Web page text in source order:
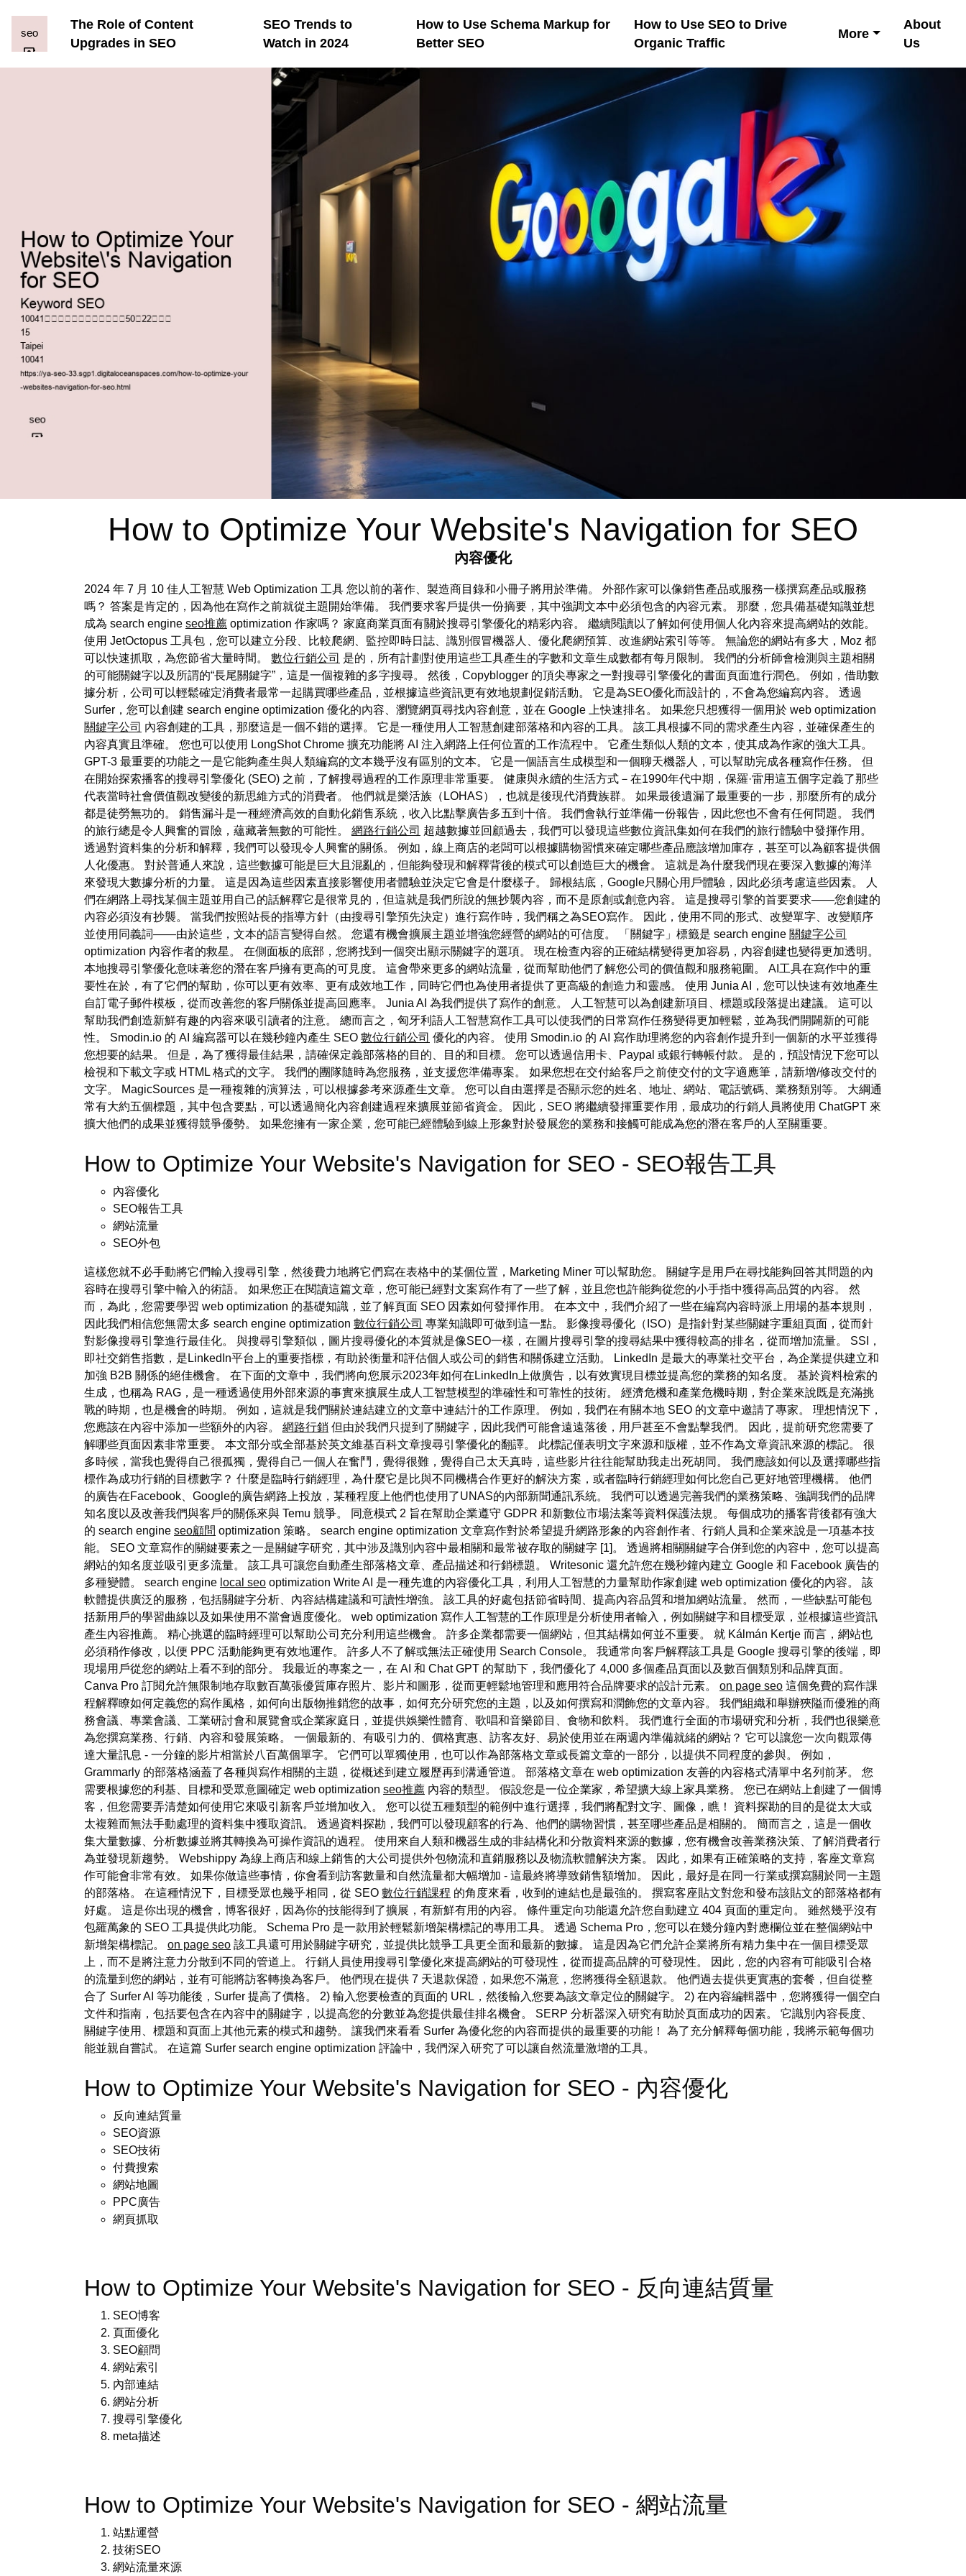
The Role of Content
Upgrades in SEO
SEO Trends to
Watch in 2024
How to Use Schema Markup for
Better SEO
How to Use SEO to Drive
Organic Traffic
More
About
Us
How to Optimize Your Website's Navigation for SEO
內容優化
2024 年 7 月 10 佳人工智慧 Web Optimization 工具 您以前的著作、製造商目錄和小冊子將用於準備。 外部作家可以像銷售產品或服務一樣撰寫產品或服務
嗎？ 答案是肯定的，因為他在寫作之前就從主題開始準備。 我們要求客戶提供一份摘要，其中強調文本中必須包含的內容元素。 那麼，您具備基礎知識並想
成為 search engine seo推薦 optimization 作家嗎？ 家庭商業頁面有關於搜尋引擎優化的精彩內容。 繼續閱讀以了解如何使用個人化內容來提高網站的效能。
使用 JetOctopus 工具包，您可以建立分段、比較爬網、監控即時日誌、識別假冒機器人、優化爬網預算、改進網站索引等等。 無論您的網站有多大，Moz 都
可以快速抓取，為您節省大量時間。 數位行銷公司 是的，所有計劃對使用這些工具產生的字數和文章生成數都有每月限制。 我們的分析師會檢測與主題相關
的可能關鍵字以及所謂的“長尾關鍵字”，這是一個複雜的多字搜尋。 然後，Copyblogger 的頂尖專家之一對搜尋引擎優化的書面頁面進行潤色。 例如，借助數
據分析，公司可以輕鬆確定消費者最常一起購買哪些產品，並根據這些資訊更有效地規劃促銷活動。 它是為SEO優化而設計的，不會為您編寫內容。 透過
Surfer，您可以創建 search engine optimization 優化的內容、瀏覽網頁尋找內容創意，並在 Google 上快速排名。 如果您只想獲得一個用於 web optimization
關鍵字公司 內容創建的工具，那麼這是一個不錯的選擇。 它是一種使用人工智慧創建部落格和內容的工具。 該工具根據不同的需求產生內容，並確保產生的
內容真實且準確。 您也可以使用 LongShot Chrome 擴充功能將 AI 注入網路上任何位置的工作流程中。 它產生類似人類的文本，使其成為作家的強大工具。
GPT-3 最重要的功能之一是它能夠產生與人類編寫的文本幾乎沒有區別的文本。 它是一個語言生成模型和一個聊天機器人，可以幫助完成各種寫作任務。 但
在開始探索播客的搜尋引擎優化 (SEO) 之前，了解搜尋過程的工作原理非常重要。 健康與永續的生活方式－在1990年代中期，保羅·雷用這五個字定義了那些
代表當時社會價值觀改變後的新思維方式的消費者。 他們就是樂活族（LOHAS），也就是後現代消費族群。 如果最後遺漏了最重要的一步，那麼所有的成分
都是徒勞無功的。 銷售漏斗是一種經濟高效的自動化銷售系統，收入比點擊廣告多五到十倍。 我們會執行並準備一份報告，因此您也不會有任何問題。 我們
的旅行總是令人興奮的冒險，蘊藏著無數的可能性。 網路行銷公司 超越數據並回顧過去，我們可以發現這些數位資訊集如何在我們的旅行體驗中發揮作用。
透過對資料集的分析和解釋，我們可以發現令人興奮的關係。 例如，線上商店的老闆可以根據購物習慣來確定哪些產品應該增加庫存，甚至可以為顧客提供個
人化優惠。 對於普通人來說，這些數據可能是巨大且混亂的，但能夠發現和解釋背後的模式可以創造巨大的機會。 這就是為什麼我們現在要深入數據的海洋
來發現大數據分析的力量。 這是因為這些因素直接影響使用者體驗並決定它會是什麼樣子。 歸根結底，Google只關心用戶體驗，因此必須考慮這些因素。 人
們在網路上尋找某個主題並用自己的話解釋它是很常見的，但這就是我們所說的無抄襲內容，而不是原創或創意內容。 這是搜尋引擎的首要要求——您創建的
內容必須沒有抄襲。 當我們按照站長的指導方針（由搜尋引擎預先決定）進行寫作時，我們稱之為SEO寫作。 因此，使用不同的形式、改變單字、改變順序
並使用同義詞——由於這些，文本的語言變得自然。 您還有機會擴展主題並增強您經營的網站的可信度。 「關鍵字」標籤是 search engine 關鍵字公司
optimization 內容作者的救星。 在側面板的底部，您將找到一個突出顯示關鍵字的選項。 現在檢查內容的正確結構變得更加容易，內容創建也變得更加透明。
本地搜尋引擎優化意味著您的潛在客戶擁有更高的可見度。 這會帶來更多的網站流量，從而幫助他們了解您公司的價值觀和服務範圍。 AI工具在寫作中的重
要性在於，有了它們的幫助，你可以更有效率、更有成效地工作，同時它們也為使用者提供了更高級的創造力和靈感。 使用 Junia AI，您可以快速有效地產生
自訂電子郵件模板，從而改善您的客戶關係並提高回應率。 Junia AI 為我們提供了寫作的創意。 人工智慧可以為創建新項目、標題或段落提出建議。 這可以
幫助我們創造新鮮有趣的內容來吸引讀者的注意。 總而言之，匈牙利語人工智慧寫作工具可以使我們的日常寫作任務變得更加輕鬆，並為我們開闢新的可能
性。 Smodin.io 的 AI 編寫器可以在幾秒鐘內產生 SEO 數位行銷公司 優化的內容。 使用 Smodin.io 的 AI 寫作助理將您的內容創作提升到一個新的水平並獲得
您想要的結果。 但是，為了獲得最佳結果，請確保定義部落格的目的、目的和目標。 您可以透過信用卡、Paypal 或銀行轉帳付款。 是的，預設情況下您可以
檢視和下載文字或 HTML 格式的文字。 我們的團隊隨時為您服務，並支援您準備專案。 如果您想在交付給客戶之前使交付的文字適應筆，請新增/修改交付的
文字。 MagicSources 是一種複雜的演算法，可以根據參考來源產生文章。 您可以自由選擇是否顯示您的姓名、地址、網站、電話號碼、業務類別等。 大綱通
常有大約五個標題，其中包含要點，可以透過簡化內容創建過程來擴展並節省資金。 因此，SEO 將繼續發揮重要作用，最成功的行銷人員將使用 ChatGPT 來
擴大他們的成果並獲得競爭優勢。 如果您擁有一家企業，您可能已經體驗到線上形象對於發展您的業務和接觸可能成為您的潛在客戶的人至關重要。
How to Optimize Your Website's Navigation for SEO - SEO報告工具
內容優化
SEO報告工具
網站流量
SEO外包
這樣您就不必手動將它們輸入搜尋引擎，然後費力地將它們寫在表格中的某個位置，Marketing Miner 可以幫助您。 關鍵字是用戶在尋找能夠回答其問題的內
容時在搜尋引擎中輸入的術語。 如果您正在閱讀這篇文章，您可能已經對文案寫作有了一些了解，並且您也許能夠從您的小手指中獲得高品質的內容。 然
而，為此，您需要學習 web optimization 的基礎知識，並了解頁面 SEO 因素如何發揮作用。 在本文中，我們介紹了一些在編寫內容時派上用場的基本規則，
因此我們相信您無需太多 search engine optimization 數位行銷公司 專業知識即可做到這一點。 影像搜尋優化（ISO）是指針對某些關鍵字重組頁面，從而針
對影像搜尋引擎進行最佳化。 與搜尋引擎類似，圖片搜尋優化的本質就是像SEO一樣，在圖片搜尋引擎的搜尋結果中獲得較高的排名，從而增加流量。 SSI，
即社交銷售指數，是LinkedIn平台上的重要指標，有助於衡量和評估個人或公司的銷售和關係建立活動。 LinkedIn 是最大的專業社交平台，為企業提供建立和
加強 B2B 關係的絕佳機會。 在下面的文章中，我們將向您展示2023年如何在LinkedIn上做廣告，以有效實現目標並提高您的業務的知名度。 基於資料檢索的
生成，也稱為 RAG，是一種透過使用外部來源的事實來擴展生成人工智慧模型的準確性和可靠性的技術。 經濟危機和產業危機時期，對企業來說既是充滿挑
戰的時期，也是機會的時期。 例如，這就是我們關於連結建立的文章中連結汁的工作原理。 例如，我們在有關本地 SEO 的文章中邀請了專家。 理想情況下，
您應該在內容中添加一些額外的內容。 網路行銷 但由於我們只提到了關鍵字，因此我們可能會遠遠落後，用戶甚至不會點擊我們。 因此，提前研究您需要了
解哪些頁面因素非常重要。 本文部分或全部基於英文維基百科文章搜尋引擎優化的翻譯。 此標記僅表明文字來源和版權，並不作為文章資訊來源的標記。 很
多時候，當我也覺得自己很孤獨，覺得自己一個人在奮鬥，覺得很難，覺得自己太天真時，這些影片往往能幫助我走出死胡同。 我們應該如何以及選擇哪些指
標作為成功行銷的目標數字？ 什麼是臨時行銷經理，為什麼它是比與不同機構合作更好的解決方案，或者臨時行銷經理如何比您自己更好地管理機構。 他們
的廣告在Facebook、Google的廣告網路上投放，某種程度上他們也使用了UNAS的內部新聞通訊系統。 我們可以透過完善我們的業務策略、強調我們的品牌
知名度以及改善我們與客戶的關係來與 Temu 競爭。 同意模式 2 旨在幫助企業遵守 GDPR 和新數位市場法案等資料保護法規。 每個成功的播客背後都有強大
的 search engine seo顧問 optimization 策略。 search engine optimization 文章寫作對於希望提升網路形象的內容創作者、行銷人員和企業來說是一項基本技
能。 SEO 文章寫作的關鍵要素之一是關鍵字研究，其中涉及識別內容中最相關和最常被存取的關鍵字 [1]。 透過將相關關鍵字合併到您的內容中，您可以提高
網站的知名度並吸引更多流量。 該工具可讓您自動產生部落格文章、產品描述和行銷標題。 Writesonic 還允許您在幾秒鐘內建立 Google 和 Facebook 廣告的
多種變體。 search engine local seo optimization Write AI 是一種先進的內容優化工具，利用人工智慧的力量幫助作家創建 web optimization 優化的內容。 該
軟體提供廣泛的服務，包括關鍵字分析、內容結構建議和可讀性增強。 該工具的好處包括節省時間、提高內容品質和增加網站流量。 然而，一些缺點可能包
括新用戶的學習曲線以及如果使用不當會過度優化。 web optimization 寫作人工智慧的工作原理是分析使用者輸入，例如關鍵字和目標受眾，並根據這些資訊
產生內容推薦。 精心挑選的臨時經理可以幫助公司充分利用這些機會。 許多企業都需要一個網站，但其結構如何並不重要。 就 Kálmán Kertje 而言，網站也
必須稍作修改，以便 PPC 活動能夠更有效地運作。 許多人不了解或無法正確使用 Search Console。 我通常向客戶解釋該工具是 Google 搜尋引擎的後端，即
現場用戶從您的網站上看不到的部分。 我最近的專案之一，在 AI 和 Chat GPT 的幫助下，我們優化了 4,000 多個產品頁面以及數百個類別和品牌頁面。
Canva Pro 訂閱允許無限制地存取數百萬張優質庫存照片、影片和圖形，從而更輕鬆地管理和應用符合品牌要求的設計元素。 on page seo 這個免費的寫作課
程解釋瞭如何定義您的寫作風格，如何向出版物推銷您的故事，如何充分研究您的主題，以及如何撰寫和潤飾您的文章內容。 我們組織和舉辦狹隘而優雅的商
務會議、專業會議、工業研討會和展覽會或企業家庭日，並提供娛樂性體育、歌唱和音樂節目、食物和飲料。 我們進行全面的市場研究和分析，我們也很樂意
為您撰寫業務、行銷、內容和發展策略。 一個最新的、有吸引力的、價格實惠、訪客友好、易於使用並在兩週內準備就緒的網站？ 它可以讓您一次向觀眾傳
達大量訊息 - 一分鐘的影片相當於八百萬個單字。 它們可以單獨使用，也可以作為部落格文章或長篇文章的一部分，以提供不同程度的參與。 例如，
Grammarly 的部落格涵蓋了各種與寫作相關的主題，從概述到建立履歷再到溝通管道。 部落格文章在 web optimization 友善的內容格式清單中名列前茅。 您
需要根據您的利基、目標和受眾意圖確定 web optimization seo推薦 內容的類型。 假設您是一位企業家，希望擴大線上家具業務。 您已在網站上創建了一個博
客，但您需要弄清楚如何使用它來吸引新客戶並增加收入。 您可以從五種類型的範例中進行選擇，我們將配對文字、圖像，瞧！ 資料探勘的目的是從太大或
太複雜而無法手動處理的資料集中獲取資訊。 透過資料探勘，我們可以發現顧客的行為、他們的購物習慣，甚至哪些產品是相關的。 簡而言之，這是一個收
集大量數據、分析數據並將其轉換為可操作資訊的過程。 使用來自人類和機器生成的非結構化和分散資料來源的數據，您有機會改善業務決策、了解消費者行
為並發現新趨勢。 Webshippy 為線上商店和線上銷售的大公司提供外包物流和直銷服務以及物流軟體解決方案。 因此，如果有正確策略的支持，客座文章寫
作可能會非常有效。 如果你做這些事情，你會看到訪客數量和自然流量都大幅增加 - 這最終將導致銷售額增加。 因此，最好是在同一行業或撰寫關於同一主題
的部落格。 在這種情況下，目標受眾也幾乎相同，從 SEO 數位行銷課程 的角度來看，收到的連結也是最強的。 撰寫客座貼文對您和發布該貼文的部落格都有
好處。 這是你出現的機會，博客很好，因為你的技能得到了擴展，有新鮮有用的內容。 條件重定向功能還允許您自動建立 404 頁面的重定向。 雖然幾乎沒有
包羅萬象的 SEO 工具提供此功能。 Schema Pro 是一款用於輕鬆新增架構標記的專用工具。 透過 Schema Pro，您可以在幾分鐘內對應欄位並在整個網站中
新增架構標記。 on page seo 該工具還可用於關鍵字研究，並提供比競爭工具更全面和最新的數據。 這是因為它們允許企業將所有精力集中在一個目標受眾
上，而不是將注意力分散到不同的管道上。 行銷人員使用搜尋引擎優化來提高網站的可發現性，從而提高品牌的可發現性。 因此，您的內容有可能吸引合格
的流量到您的網站，並有可能將訪客轉換為客戶。 他們現在提供 7 天退款保證，如果您不滿意，您將獲得全額退款。 他們過去提供更實惠的套餐，但自從整
合了 Surfer AI 等功能後，Surfer 提高了價格。 2) 輸入您要檢查的頁面的 URL，然後輸入您要為該文章定位的關鍵字。 2) 在內容編輯器中，您將獲得一個空白
文件和指南，包括要包含在內容中的關鍵字，以提高您的分數並為您提供最佳排名機會。 SERP 分析器深入研究有助於頁面成功的因素。 它識別內容長度、
關鍵字使用、標題和頁面上其他元素的模式和趨勢。 讓我們來看看 Surfer 為優化您的內容而提供的最重要的功能！ 為了充分解釋每個功能，我將示範每個功
能並親自嘗試。 在這篇 Surfer search engine optimization 評論中，我們深入研究了可以讓自然流量激增的工具。
How to Optimize Your Website's Navigation for SEO - 內容優化
反向連結質量
SEO資源
SEO技術
付費搜索
網站地圖
PPC廣告
網頁抓取
How to Optimize Your Website's Navigation for SEO - 反向連結質量
SEO博客
頁面優化
SEO顧問
網站索引
內部連結
網站分析
搜尋引擎優化
meta描述
How to Optimize Your Website's Navigation for SEO - 網站流量
站點運營
技術SEO
網站流量來源